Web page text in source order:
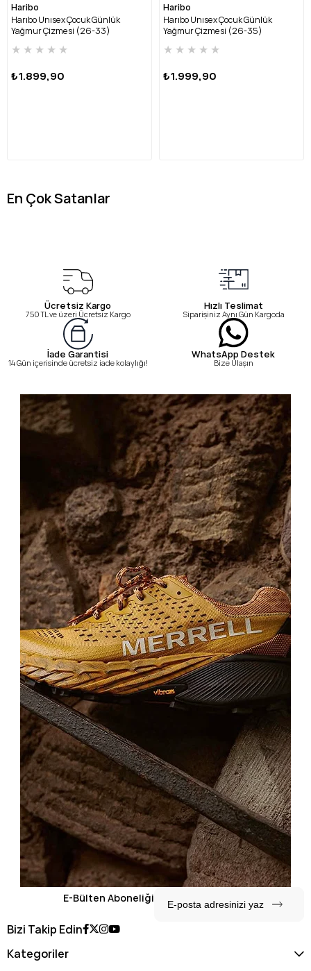
Haribo
Harıbo Unısex Çocuk Günlük
Yağmur Çizmesi (26-33)
★ ★ ★ ★ ★
₺1.899,90
Haribo
Harıbo Unısex Çocuk Günlük
Yağmur Çizmesi (26-35)
★ ★ ★ ★ ★
₺1.999,90
En Çok Satanlar
Ücretsiz Kargo
750 TL ve üzeri Ücretsiz Kargo
Hızlı Teslimat
Siparişiniz Aynı Gün Kargoda
İade Garantisi
14 Gün içerisinde ücretsiz iade kolaylığı!
WhatsApp Destek
Bize Ulaşın
E-Bülten Aboneliği
Bizi Takip Edin
Kategoriler